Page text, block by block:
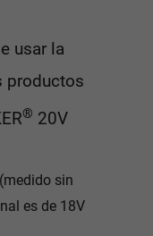
usar la
productos
® 20V
sin
es de 18V